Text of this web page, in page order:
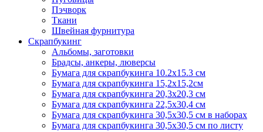
Пэчворк
Ткани
Швейная фурнитура
Скрапбукинг
Альбомы, заготовки
Брадсы, анкеры, люверсы
Бумага для скрапбукинга 10.2х15.3 см
Бумага для скрапбукинга 15,2х15,2см
Бумага для скрапбукинга 20,3х20,3 см
Бумага для скрапбукинга 22,5х30,4 см
Бумага для скрапбукинга 30,5х30,5 см в наборах
Бумага для скрапбукинга 30,5х30,5 см по листу